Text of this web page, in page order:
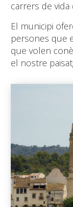
carrers de vida
El municipi
persones que
que volen
el nostre